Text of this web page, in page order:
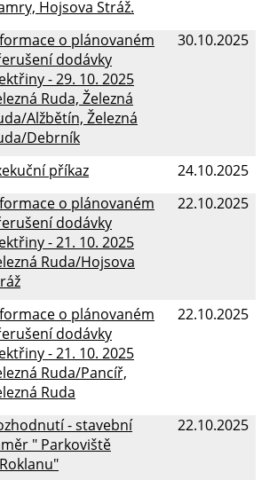
Hojsova Stráž.
30.10.2025
o plánovaném
dodávky
- 29. 10. 2025
Ruda, Železná
Alžbětín, Železná
Debrník
24.10.2025
příkaz
22.10.2025
o plánovaném
dodávky
- 21. 10. 2025
Ruda/Hojsova
22.10.2025
o plánovaném
dodávky
- 21. 10. 2025
Ruda/Pancíř,
Ruda
22.10.2025
- stavební
" Parkoviště